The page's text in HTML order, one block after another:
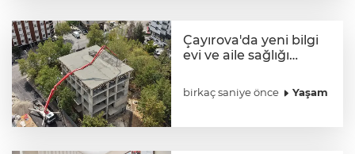
Çayırova'da yeni bilgi
evi ve aile sağlığı
betonarmesi tamam
birkaç saniye önce Yaşam